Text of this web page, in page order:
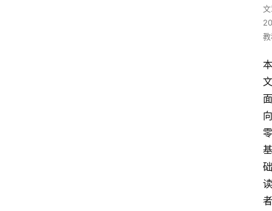
本
文
面
向
零
基
础
读
者